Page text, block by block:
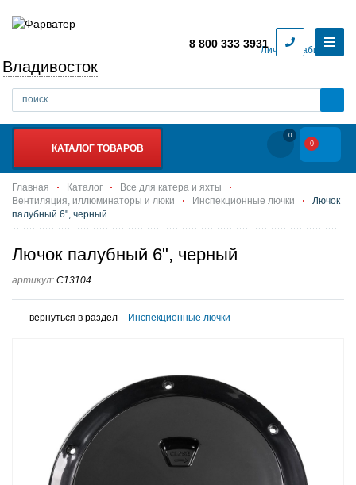
Личный кабинет
Владивосток
8 800 333 3931
КАТАЛОГ ТОВАРОВ
0
0
Главная Каталог
Все для катера и яхты
Вентиляция, иллюминаторы и люки
Инспекционные лючки
Лючок
палубный 6", черный
Лючок палубный 6", черный
артикул: C13104
вернуться в раздел – Инспекционные лючки